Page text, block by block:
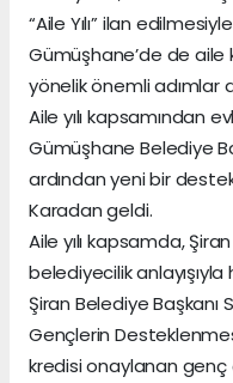
“Aile Yılı” ilan
Gümüşhane’de de
yönelik önemli adımlar
Aile yılı kapsamından
Gümüşhane Belediye
ardından yeni bir
Karadan geldi.
Aile yılı kapsamda,
belediyecilik
Şiran Belediye Başkanı
Gençlerin
kredisi onaylanan